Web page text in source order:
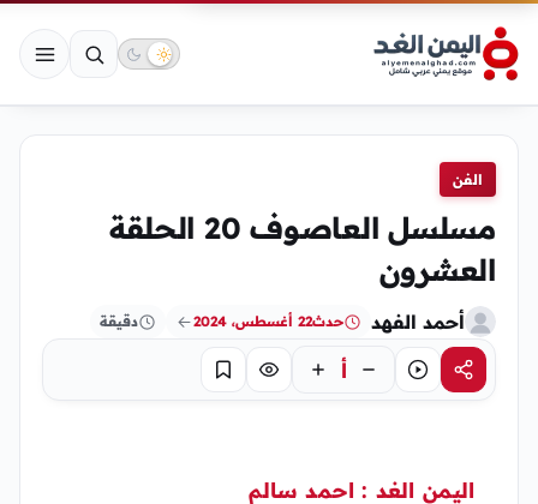
الفن
مسلسل العاصوف 20 الحلقة
العشرون
أحمد الفهد حدث22 أغسطس، 2024 دقيقة
مشاركةاستماع أ تركيز حفظ
اليمن الغد : احمد سالم